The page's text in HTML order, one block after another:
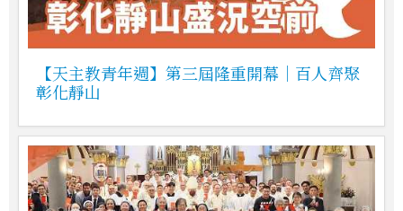
【天主教青年週】第三屆隆重開幕｜百人齊聚
彰化靜山